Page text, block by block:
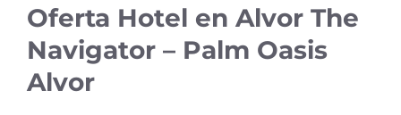
Oferta Hotel en Alvor The
Navigator – Palm Oasis
Alvor